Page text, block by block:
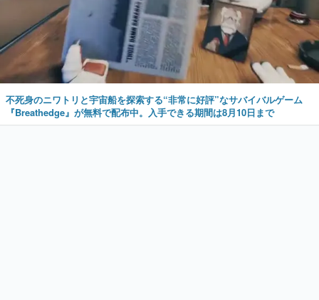
不死身のニワトリと宇宙船を探索する“非常に好評”なサバイバルゲーム
『Breathedge』が無料で配布中。入手できる期間は8月10日まで